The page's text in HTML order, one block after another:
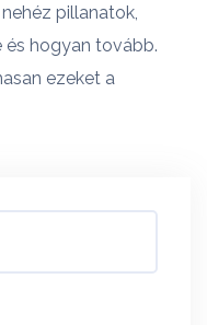
pillanatok,
és hogyan tovább.
ezeket a